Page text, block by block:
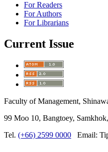
For Readers
For Authors
For Librarians
Current Issue
Faculty of Management,
99 Moo 10, Bangtoey,
Tel. (+66) 2599 0000 Email: